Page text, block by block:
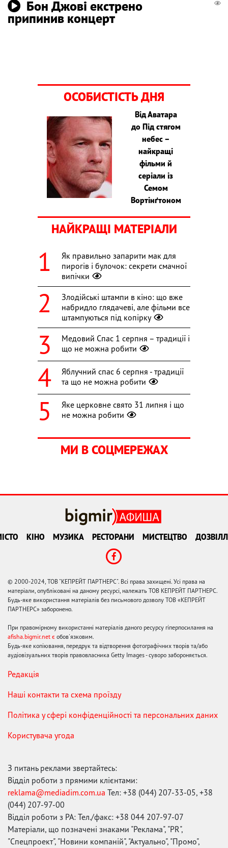
Бон Джові екстрено
припинив концерт
ОСОБИСТІСТЬ ДНЯ
Від Аватара
до Під стягом
небес –
найкращі
фільми й
серіали із
Семом
Вортінґтоном
НАЙКРАЩІ МАТЕРІАЛИ
Як правильно запарити мак для
пирогів і булочок: секрети смачної
випічки
Злодійські штампи в кіно: що вже
набридло глядачеві, але фільми все
штампуються під копірку
Медовий Спас 1 серпня – традиції і
що не можна робити
Яблучний спас 6 серпня - традиції
та що не можна робити
Яке церковне свято 31 липня і що
не можна робити
МИ В СОЦМЕРЕЖАХ
КІНО МУЗИКА РЕСТОРАНИ МИСТЕЦТВО
© 2000-2024, ТОВ "КЕПРЕЙТ ПАРТНЕРС". Всі права захищені. Усі права на
матеріали, опубліковані на даному ресурсі, належать ТОВ КЕПРЕЙТ ПАРТНЕРС.
Будь-яке використання матеріалів без письмового дозволу ТОВ «КЕПРЕЙТ
ПАРТНЕРС» заборонено.
При правомірному використанні матеріалів даного ресурсу гіперпосилання на
afisha.bigmir.net є обов'язковим.
Будь-яке копіювання, передрук та відтворення фотографічних творів та/або
аудіовізуальних творів правовласника Getty Images - суворо забороняється.
Редакція
Наші контакти та схема проїзду
Політика у сфері конфіденційності та персональних даних
Користувача угода
З питань реклами звертайтесь:
Відділ роботи з прямими клієнтами:
reklama@mediadim.com.ua Тел: +38 (044) 207-33-05, +38
(044) 207-97-00
Відділ роботи з РА: Тел./факс: +38 044 207-97-07
Матеріали, що позначені знаками "Реклама", "PR",
"Спецпроект", "Новини компаній", "Актуально", "Промо",